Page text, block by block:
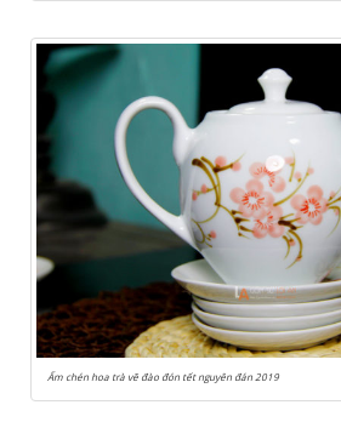
Ấm chén hoa trà vẽ đào đón tết nguyên đán 2019